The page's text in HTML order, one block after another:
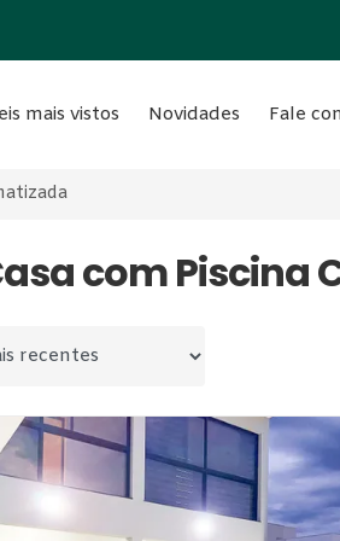
mais vistos Novidades Fale
com Piscina
por